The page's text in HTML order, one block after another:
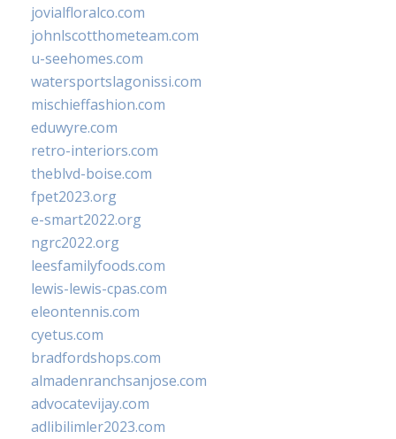
jovialfloralco.com
johnlscotthometeam.com
u-seehomes.com
watersportslagonissi.com
mischieffashion.com
eduwyre.com
retro-interiors.com
theblvd-boise.com
fpet2023.org
e-smart2022.org
ngrc2022.org
leesfamilyfoods.com
lewis-lewis-cpas.com
eleontennis.com
cyetus.com
bradfordshops.com
almadenranchsanjose.com
advocatevijay.com
adlibilimler2023.com